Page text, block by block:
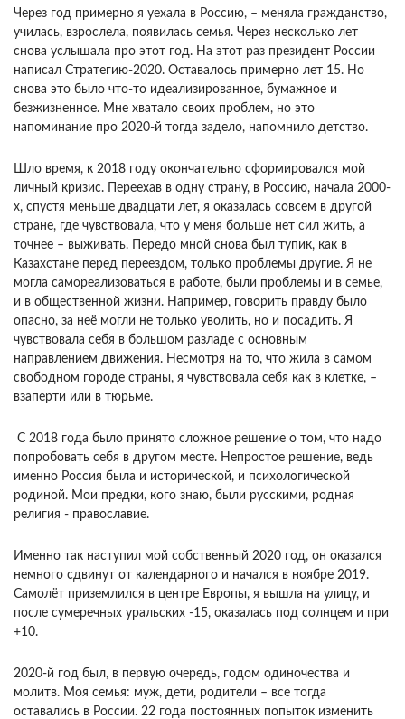
Через год примерно я уехала в Россию, – меняла гражданство,
училась, взрослела, появилась семья. Через несколько лет
снова услышала про этот год. На этот раз президент России
написал Стратегию-2020. Оставалось примерно лет 15. Но
снова это было что-то идеализированное, бумажное и
безжизненное. Мне хватало своих проблем, но это
напоминание про 2020-й тогда задело, напомнило детство.
Шло время, к 2018 году окончательно сформировался мой
личный кризис. Переехав в одну страну, в Россию, начала 2000-
х, спустя меньше двадцати лет, я оказалась совсем в другой
стране, где чувствовала, что у меня больше нет сил жить, а
точнее – выживать. Передо мной снова был тупик, как в
Казахстане перед переездом, только проблемы другие. Я не
могла самореализоваться в работе, были проблемы и в семье,
и в общественной жизни. Например, говорить правду было
опасно, за неё могли не только уволить, но и посадить. Я
чувствовала себя в большом разладе с основным
направлением движения. Несмотря на то, что жила в самом
свободном городе страны, я чувствовала себя как в клетке, –
взаперти или в тюрьме.
С 2018 года было принято сложное решение о том, что надо
попробовать себя в другом месте. Непростое решение, ведь
именно Россия была и исторической, и психологической
родиной. Мои предки, кого знаю, были русскими, родная
религия - православие.
Именно так наступил мой собственный 2020 год, он оказался
немного сдвинут от календарного и начался в ноябре 2019.
Самолёт приземлился в центре Европы, я вышла на улицу, и
после сумеречных уральских -15, оказалась под солнцем и при
+10.
2020-й год был, в первую очередь, годом одиночества и
молитв. Моя семья: муж, дети, родители – все тогда
оставались в России. 22 года постоянных попыток изменить